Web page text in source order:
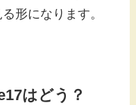
形になります。
はどう？